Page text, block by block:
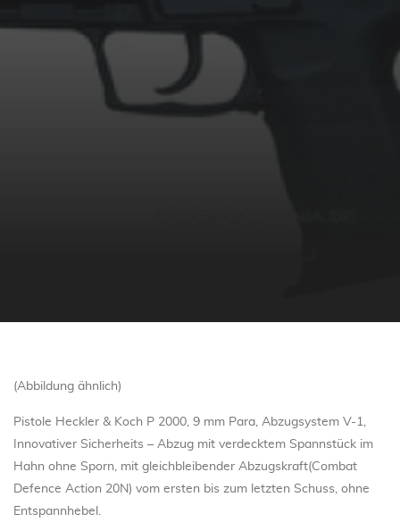
(Abbildung ähnlich)
Pistole Heckler & Koch P 2000, 9 mm Para, Abzugsystem V-1,
Innovativer Sicherheits – Abzug mit verdecktem Spannstück im
Hahn ohne Sporn, mit gleichbleibender Abzugskraft(Combat
Defence Action 20N) vom ersten bis zum letzten Schuss, ohne
Entspannhebel.